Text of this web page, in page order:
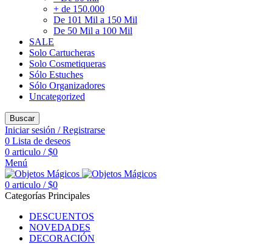
+ de 150.000
De 101 Mil a 150 Mil
De 50 Mil a 100 Mil
SALE
Solo Cartucheras
Solo Cosmetiqueras
Sólo Estuches
Sólo Organizadores
Uncategorized
Buscar
Iniciar sesión / Registrarse
0 Lista de deseos
0 articulo / $0
Menú
0 articulo / $0
Categorías Principales
DESCUENTOS
NOVEDADES
DECORACIÓN